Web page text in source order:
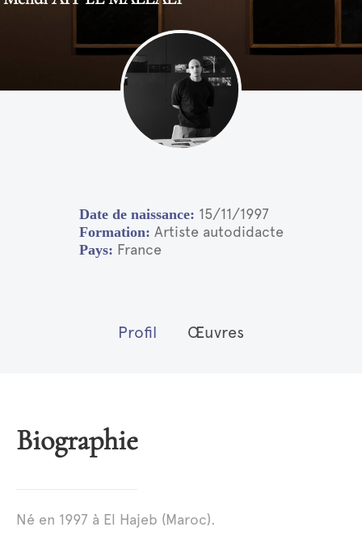
15/11/1997
Artiste autodidacte
France
Profil Œuvres
Biographie
Né en 1997 à El Hajeb (Maroc).